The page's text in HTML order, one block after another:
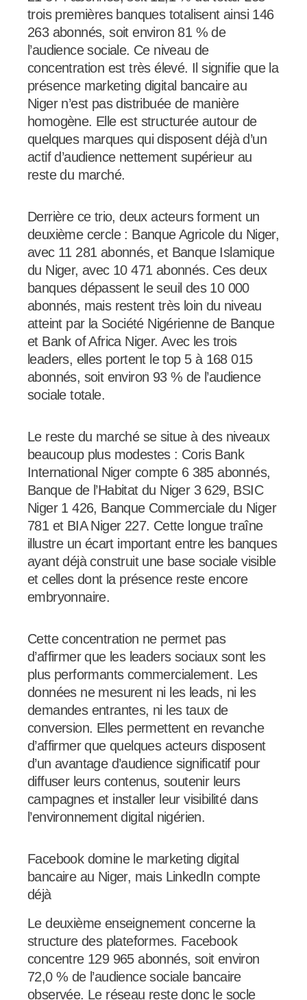
trois premières banques totalisent ainsi 146
263 abonnés, soit environ 81 % de
l’audience sociale. Ce niveau de
concentration est très élevé. Il signifie que la
présence marketing digital bancaire au
Niger n’est pas distribuée de manière
homogène. Elle est structurée autour de
quelques marques qui disposent déjà d’un
actif d’audience nettement supérieur au
reste du marché.
Derrière ce trio, deux acteurs forment un
deuxième cercle : Banque Agricole du Niger,
avec 11 281 abonnés, et Banque Islamique
du Niger, avec 10 471 abonnés. Ces deux
banques dépassent le seuil des 10 000
abonnés, mais restent très loin du niveau
atteint par la Société Nigérienne de Banque
et Bank of Africa Niger. Avec les trois
leaders, elles portent le top 5 à 168 015
abonnés, soit environ 93 % de l’audience
sociale totale.
Le reste du marché se situe à des niveaux
beaucoup plus modestes : Coris Bank
International Niger compte 6 385 abonnés,
Banque de l’Habitat du Niger 3 629, BSIC
Niger 1 426, Banque Commerciale du Niger
781 et BIA Niger 227. Cette longue traîne
illustre un écart important entre les banques
ayant déjà construit une base sociale visible
et celles dont la présence reste encore
embryonnaire.
Cette concentration ne permet pas
d’affirmer que les leaders sociaux sont les
plus performants commercialement. Les
données ne mesurent ni les leads, ni les
demandes entrantes, ni les taux de
conversion. Elles permettent en revanche
d’affirmer que quelques acteurs disposent
d’un avantage d’audience significatif pour
diffuser leurs contenus, soutenir leurs
campagnes et installer leur visibilité dans
l’environnement digital nigérien.
Facebook domine le marketing digital
bancaire au Niger, mais LinkedIn compte
déjà
Le deuxième enseignement concerne la
structure des plateformes. Facebook
concentre 129 965 abonnés, soit environ
72,0 % de l’audience sociale bancaire
observée. Le réseau reste donc le socle